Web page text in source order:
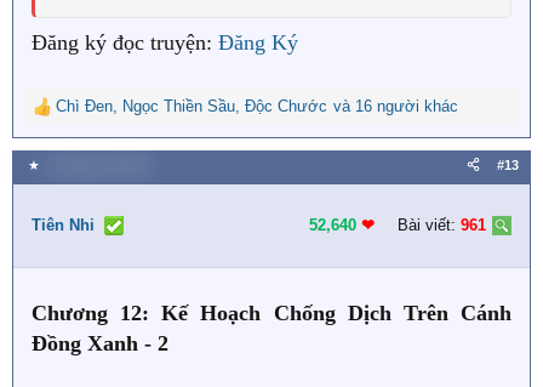
Đăng ký đọc truyện: Đăng Ký
R
e
a
c
i
n
:
Chì Đen, Ngọc Thiền Sầu, Độc Chước và 16 người khác
★ #13
Tiên Nhi 52,640 ❤︎ Bài viết: 961
Chương 12: Kế Hoạch Chống Dịch Trên Cánh
Đồng Xanh - 2